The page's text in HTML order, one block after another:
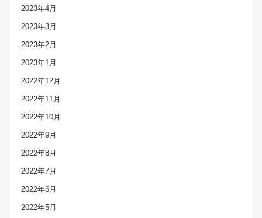
2023年4月
2023年3月
2023年2月
2023年1月
2022年12月
2022年11月
2022年10月
2022年9月
2022年8月
2022年7月
2022年6月
2022年5月